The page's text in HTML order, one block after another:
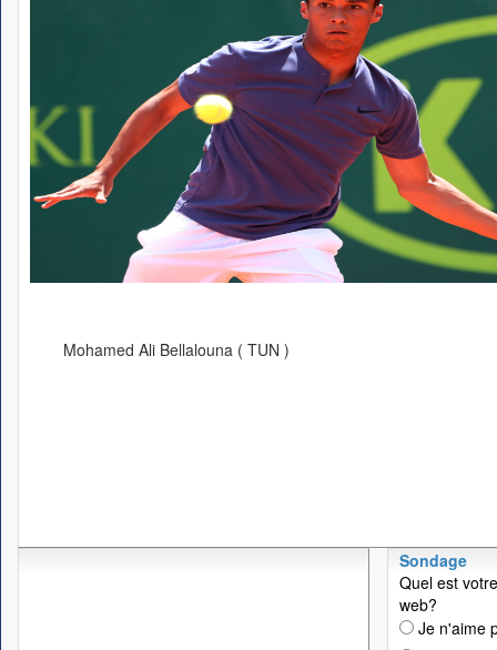
Mohamed Ali Bellalouna ( TUN )
Sondage
Quel est
web?
Je n'aime